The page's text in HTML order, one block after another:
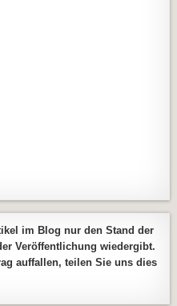
im Blog nur den Stand der
Veröffentlichung wiedergibt.
auffallen, teilen Sie uns dies